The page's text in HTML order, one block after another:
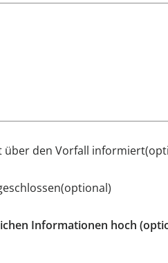
über den Vorfall informiert
(optional)
Informationen hoch